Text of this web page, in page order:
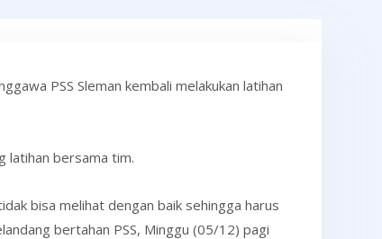
PSS Sleman kembali melakukan latihan
latihan bersama tim.
bisa melihat dengan baik sehingga harus
bertahan PSS, Minggu (05/12) pagi